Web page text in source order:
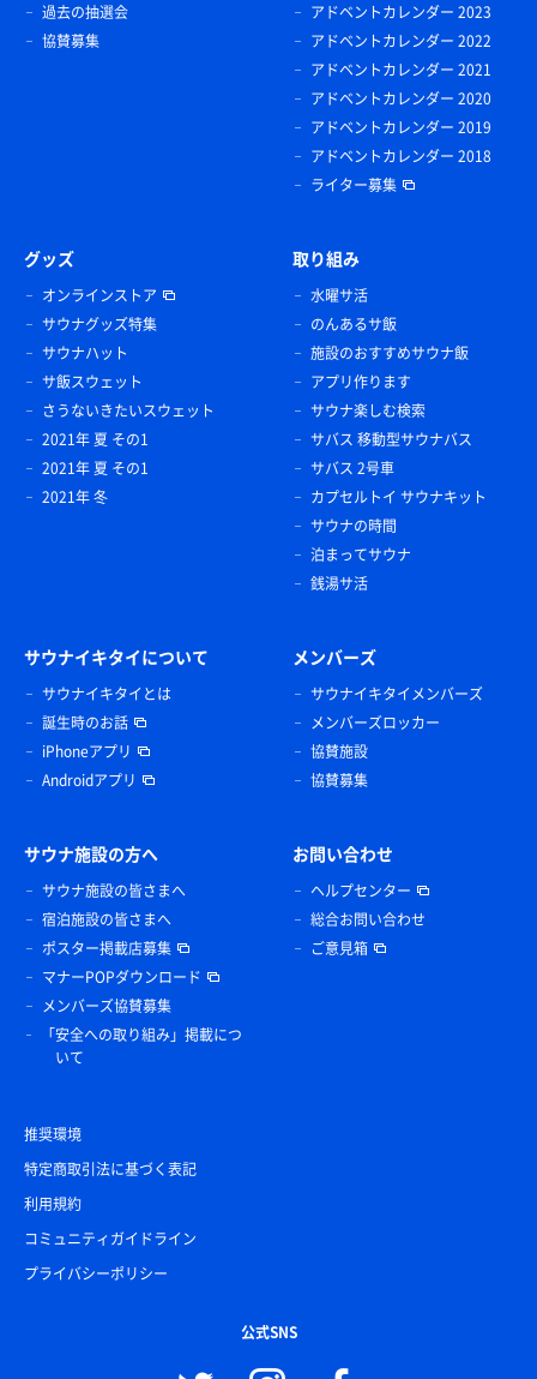
過去の抽選会
協賛募集
アドベントカレンダー 2023
アドベントカレンダー 2022
アドベントカレンダー 2021
アドベントカレンダー 2020
アドベントカレンダー 2019
アドベントカレンダー 2018
ライター募集
グッズ
オンラインストア
サウナグッズ特集
サウナハット
サ飯スウェット
さうないきたいスウェット
2021年 夏 その1
2021年 夏 その1
2021年 冬
取り組み
水曜サ活
のんあるサ飯
施設のおすすめサウナ飯
アプリ作ります
サウナ楽しむ検索
サバス 移動型サウナバス
サバス 2号車
カプセルトイ サウナキット
サウナの時間
泊まってサウナ
銭湯サ活
サウナイキタイについて
サウナイキタイとは
誕生時のお話
iPhoneアプリ
Androidアプリ
メンバーズ
サウナイキタイメンバーズ
メンバーズロッカー
協賛施設
協賛募集
サウナ施設の方へ
サウナ施設の皆さまへ
宿泊施設の皆さまへ
ポスター掲載店募集
マナーPOPダウンロード
メンバーズ協賛募集
「安全への取り組み」掲載につ
いて
お問い合わせ
ヘルプセンター
総合お問い合わせ
ご意見箱
推奨環境
特定商取引法に基づく表記
利用規約
コミュニティガイドライン
プライバシーポリシー
公式SNS